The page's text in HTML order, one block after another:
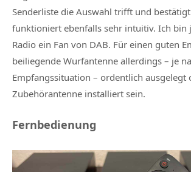
Senderliste die Auswahl trifft und
funktioniert ebenfalls sehr intuitiv. Ich bin
Radio ein Fan von DAB. Für einen guten
beiliegende Wurfantenne allerdings – je
Empfangssituation – ordentlich ausgelegt
Zubehörantenne installiert sein.
Fernbedienung